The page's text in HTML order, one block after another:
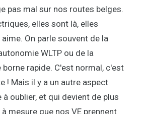
pas mal sur nos routes belges.
elles sont là, elles
On parle souvent de la
WLTP ou de la
borne rapide. C'est normal, c'est
! Mais il y a un autre aspect
à oublier, et qui devient de plus
mesure que nos VE prennent